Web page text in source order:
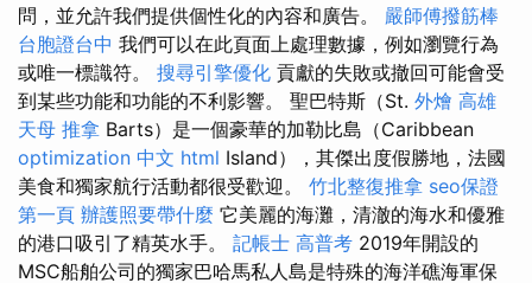
問，並允許我們提供個性化的內容和廣告。 嚴師傅撥筋棒
台胞證台中 我們可以在此頁面上處理數據，例如瀏覽行為
或唯一標識符。 搜尋引擎優化 貢獻的失敗或撤回可能會受
到某些功能和功能的不利影響。 聖巴特斯（St. 外燴 高雄
天母 推拿 Barts）是一個豪華的加勒比島（Caribbean
optimization 中文 html Island），其傑出度假勝地，法國
美食和獨家航行活動都很受歡迎。 竹北整復推拿 seo保證
第一頁 辦護照要帶什麼 它美麗的海灘，清澈的海水和優雅
的港口吸引了精英水手。 記帳士 高普考 2019年開設的
MSC船舶公司的獨家巴哈馬​​私人島是特殊的海洋礁海軍保